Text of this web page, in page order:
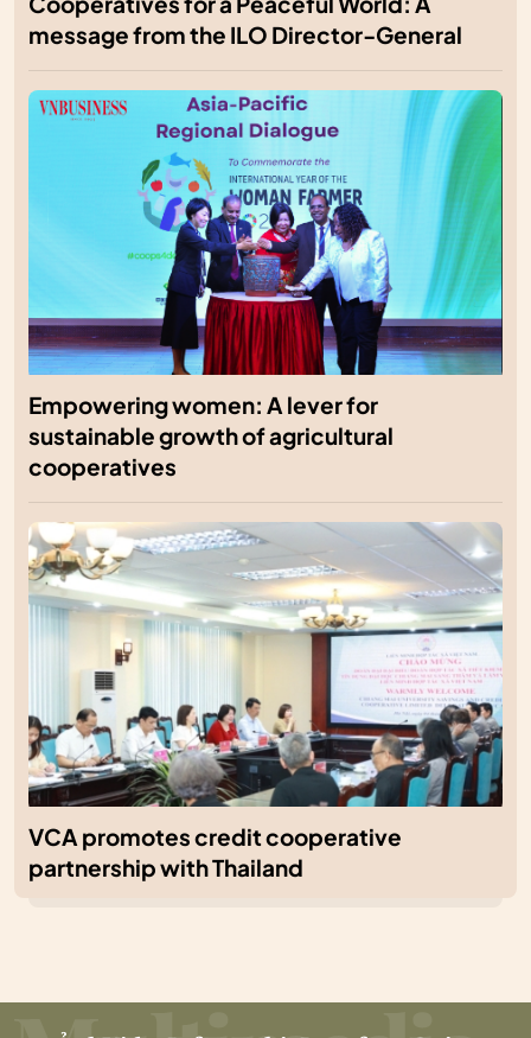
message from the ILO Director-General
Empowering women: A lever for
sustainable growth of agricultural
cooperatives
VCA promotes credit cooperative
partnership with Thailand